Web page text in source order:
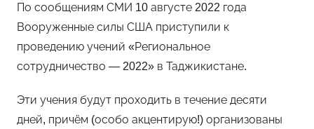
По сообщениям СМИ 10 августе 2022 года
Вооруженные силы США приступили к
проведению учений «Региональное
сотрудничество — 2022» в Таджикистане.
Эти учения будут проходить в течение десяти
дней, причём (особо акцентирую!) организованы